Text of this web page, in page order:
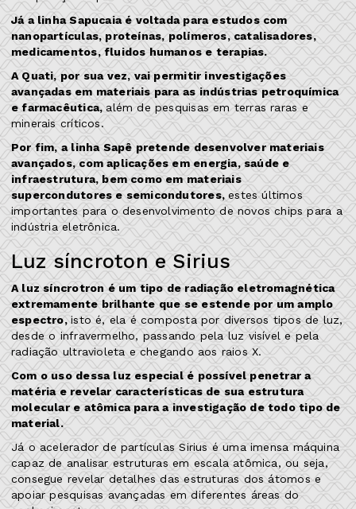
Já a linha Sapucaia é voltada para estudos com
nanopartículas, proteínas, polímeros, catalisadores,
medicamentos, fluidos humanos e terapias.
A Quati, por sua vez, vai permitir investigações
avançadas em materiais para as indústrias petroquímica
e farmacêutica,além de pesquisas em terras raras e
minerais críticos.
Por fim, a linha Sapê pretende desenvolver materiais
avançados, com aplicações em energia, saúde e
infraestrutura, bem como em materiais
supercondutores e semicondutores,estes últimos
importantes para o desenvolvimento de novos chips para a
indústria eletrônica.
Luz síncroton e Sirius
A luz síncrotron é um tipo de radiação eletromagnética
extremamente brilhante que se estende por um amplo
espectro,isto é, ela é composta por diversos tipos de luz,
desde o infravermelho, passando pela luz visível e pela
radiação ultravioleta e chegando aos raios X.
Com o uso dessa luz especial é possível penetrar a
matéria e revelar características de sua estrutura
molecular e atômica para a investigação de todo tipo de
material.
Já o acelerador de partículas Sirius é uma imensa máquina
capaz de analisar estruturas em escala atômica, ou seja,
consegue revelar detalhes das estruturas dos átomos e
apoiar pesquisas avançadas em diferentes áreas do